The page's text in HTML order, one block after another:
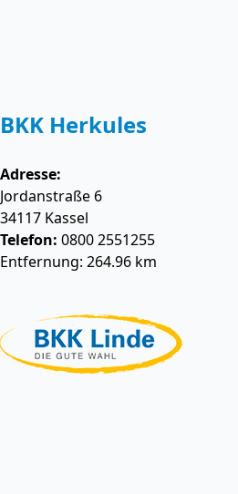
BKK Herkules
Adresse:
Jordanstraße 6
34117 Kassel
Telefon: 0800 2551255
Entfernung: 264.96 km